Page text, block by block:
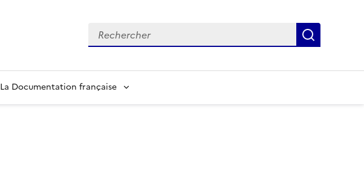
Recherche
La Documentation française